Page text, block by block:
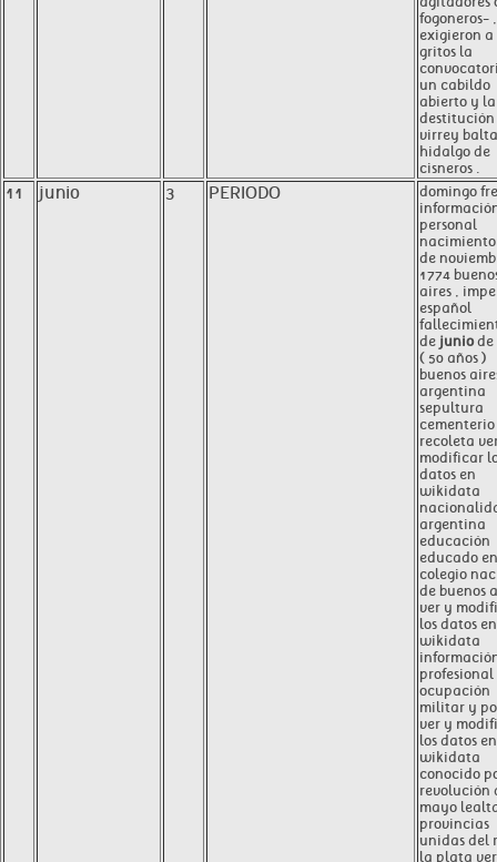
fogoneros- ,
exigieron a
gritos la
un cabildo
abierto y la
destitución
virrey
hidalgo de
cisneros .
11 junio 3 PERIODO
domingo
personal
nacimiento
de
1774
aires ,
español
de juniode
( 50 años )
buenos
argentina
sepultura
recoleta
modificar
datos en
wikidata
argentina
educación
educado en
colegio
de buenos
ver y
los datos en
wikidata
profesional
ocupación
militar y
ver y
los datos en
wikidata
conocido
revolución
mayo
provincias
unidas del
la plata